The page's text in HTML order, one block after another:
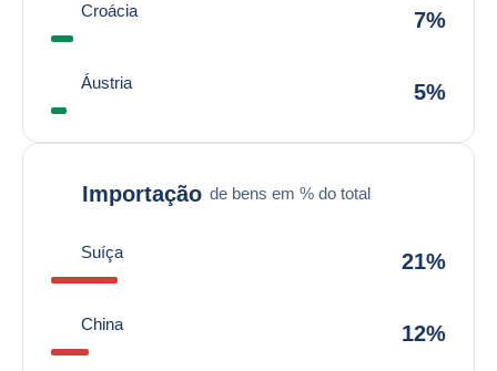
Croácia 7%
Áustria 5%
Importação de bens em % do total
Suíça 21%
China 12%